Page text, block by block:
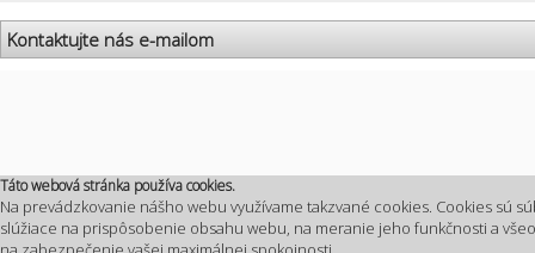
Táto webová stránka používa cookies.
Na prevádzkovanie nášho webu využívame takzvané cookies. Cookies sú
slúžiace na prispôsobenie obsahu webu, na meranie jeho funkčnosti a
Kontaktujte nás e-mailom